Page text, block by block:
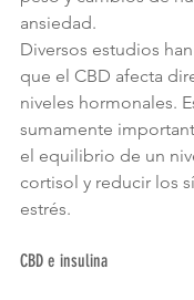
ansiedad.
Diversos estudios
que el CBD afecta
niveles hormonales.
sumamente
el equilibrio de un
cortisol y reducir los
estrés.
CBD e insulina